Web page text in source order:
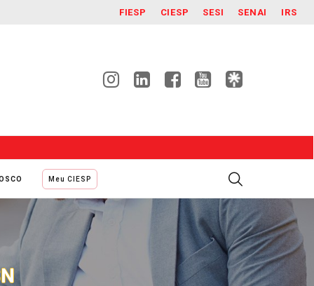
FIESP CIESP SESI SENAI IRS
Meu CIESP